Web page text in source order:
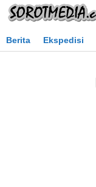
Lewati
ke
Berita
Ekspedisi